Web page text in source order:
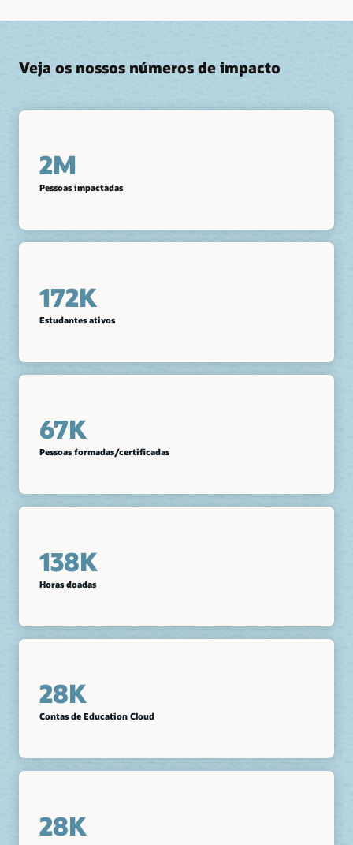
Veja os nossos números de impacto
2M
Pessoas impactadas
172K
Estudantes ativos
67K
Pessoas formadas/certificadas
138K
Horas doadas
28K
Contas de Education Cloud
28K